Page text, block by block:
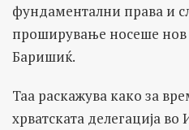
фундаментални права и
проширување носеше нов
Баришиќ.
Таа раскажува како за
хрватската делегација